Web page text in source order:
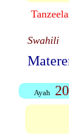
Swahili
Ayah